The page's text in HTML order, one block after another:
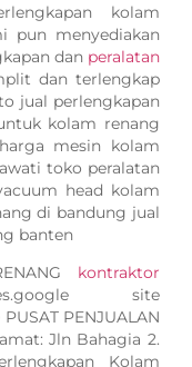
kolam
pun menyediakan
dan peralatan
dan terlengkap
jual perlengkapan
kolam renang
mesin kolam
toko peralatan
head kolam
di bandung jual
banten
kontraktor
site
PENJUALAN
Jln Bahagia 2.
Kolam